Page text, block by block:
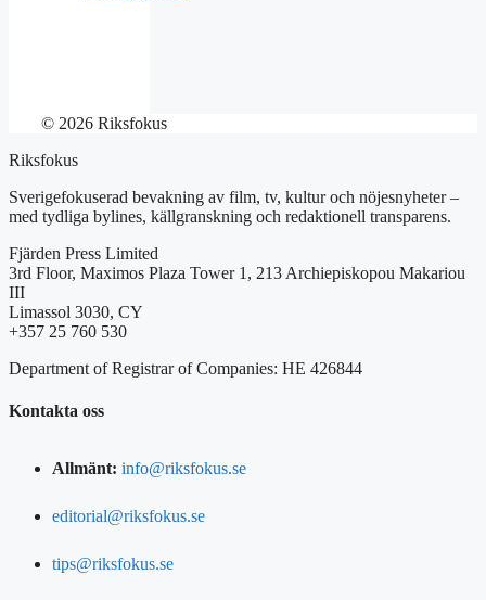
© 2026 Riksfokus
Riksfokus
Sverigefokuserad bevakning av film, tv, kultur och nöjesnyheter –
med tydliga bylines, källgranskning och redaktionell transparens.
Fjärden Press Limited
3rd Floor, Maximos Plaza Tower 1, 213 Archiepiskopou Makariou
III
Limassol 3030, CY
+357 25 760 530
Department of Registrar of Companies: HE 426844
Kontakta oss
Allmänt: info@riksfokus.se
editorial@riksfokus.se
tips@riksfokus.se